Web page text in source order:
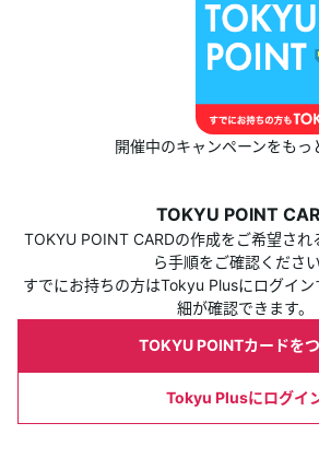
開催中のキャンペーンをもっ
TOKYU POINT
TOKYU POINT CARDの作成をご希望さ
ら手順をご確認ください
すでにお持ちの方はTokyu Plusにログイ
細が確認できます。
TOKYU POINTカードを
Tokyu Plusにログイ